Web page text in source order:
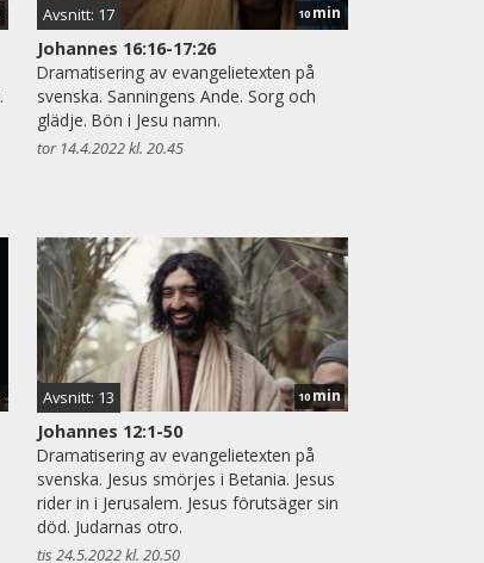
Avsnitt: 17 10 min
Johannes 16:16-17:26
Dramatisering av evangelietexten på
svenska. Sanningens Ande. Sorg och
glädje. Bön i Jesu namn.
tor 14.4.2022 kl. 20.45
Avsnitt: 13 10 min
Johannes 12:1-50
Dramatisering av evangelietexten på
svenska. Jesus smörjes i Betania. Jesus
rider in i Jerusalem. Jesus förutsäger sin
död. Judarnas otro.
tis 24.5.2022 kl. 20.50